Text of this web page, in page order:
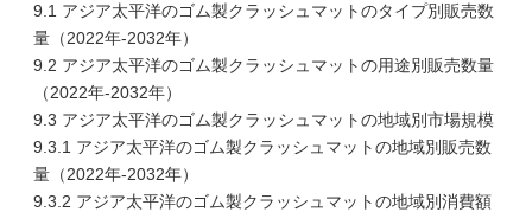
9.1 アジア太平洋のゴム製クラッシュマットのタイプ別販売数
量（2022年-2032年）
9.2 アジア太平洋のゴム製クラッシュマットの用途別販売数量
（2022年-2032年）
9.3 アジア太平洋のゴム製クラッシュマットの地域別市場規模
9.3.1 アジア太平洋のゴム製クラッシュマットの地域別販売数
量（2022年-2032年）
9.3.2 アジア太平洋のゴム製クラッシュマットの地域別消費額